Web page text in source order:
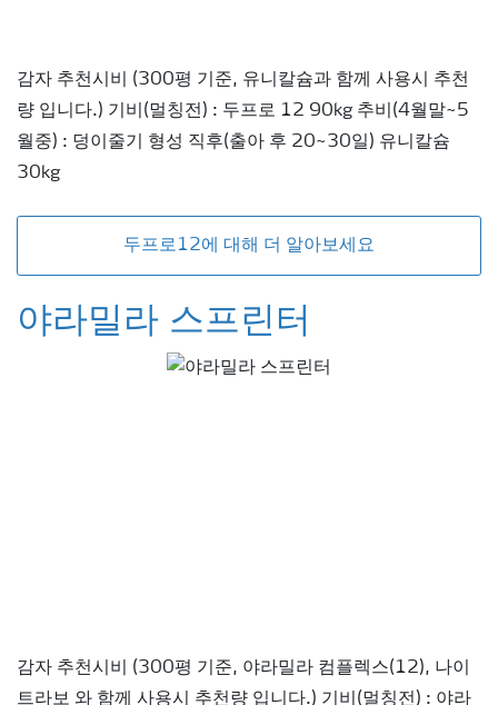
감자 추천시비 (300평 기준, 유니칼슘과 함께 사용시 추천
량 입니다.) 기비(멀칭전) : 두프로 12 90kg 추비(4월말~5
월중) : 덩이줄기 형성 직후(출아 후 20~30일) 유니칼슘
30kg
두프로12에 대해 더 알아보세요
야라밀라 스프린터
감자 추천시비 (300평 기준, 야라밀라 컴플렉스(12), 나이
트라보 와 함께 사용시 추천량 입니다.) 기비(멀칭전) : 야라